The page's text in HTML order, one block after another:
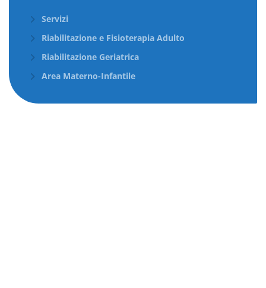
Servizi
Riabilitazione e Fisioterapia Adulto
Riabilitazione Geriatrica
Area Materno-Infantile